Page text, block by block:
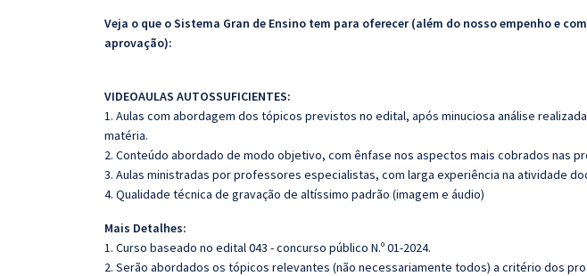
Veja o que o Sistema Gran de Ensino tem para oferecer (além do nosso empenho e
aprovação):
VIDEOAULAS AUTOSSUFICIENTES:
1. Aulas com abordagem dos tópicos previstos no edital, após minuciosa análise
matéria.
2. Conteúdo abordado de modo objetivo, com ênfase nos aspectos mais cobrados nas
3. Aulas ministradas por professores especialistas, com larga experiência na atividade
4. Qualidade técnica de gravação de altíssimo padrão (imagem e áudio)
Mais Detalhes:
1. Curso baseado no edital 043 - concurso público N.º 01-2024.
2. Serão abordados os tópicos relevantes (não necessariamente todos) a critério dos